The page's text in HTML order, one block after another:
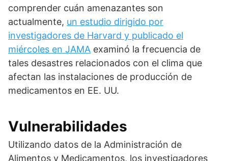
comprender cuán amenazantes son
actualmente, un estudio dirigido por
investigadores de Harvard y publicado el
miércoles en JAMA examinó la frecuencia de
tales desastres relacionados con el clima que
afectan las instalaciones de producción de
medicamentos en EE. UU.
Vulnerabilidades
Utilizando datos de la Administración de
Alimentos y Medicamentos, los investigadores